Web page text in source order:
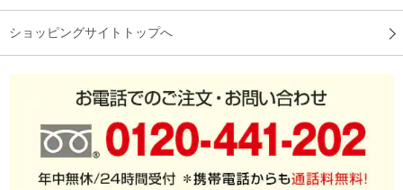
ショッピングサイトトップへ